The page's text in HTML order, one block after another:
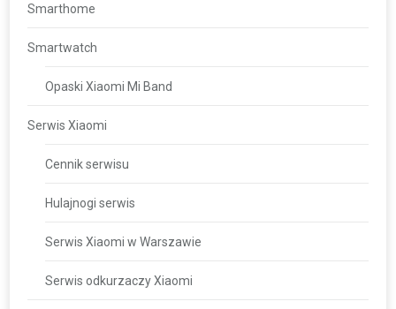
Smarthome
Smartwatch
Opaski Xiaomi Mi Band
Serwis Xiaomi
Cennik serwisu
Hulajnogi serwis
Serwis Xiaomi w Warszawie
Serwis odkurzaczy Xiaomi